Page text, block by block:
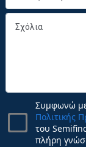
Συμφωνώ
Πολιτικής
του
πλήρη